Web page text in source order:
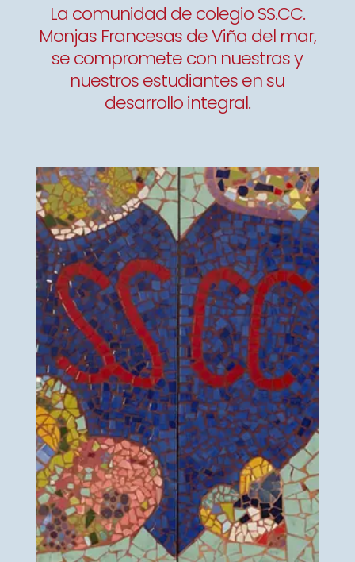
La comunidad de colegio SS.CC.
Monjas Francesas de Viña del mar,
se compromete con nuestras y
nuestros estudiantes en su
desarrollo integral.